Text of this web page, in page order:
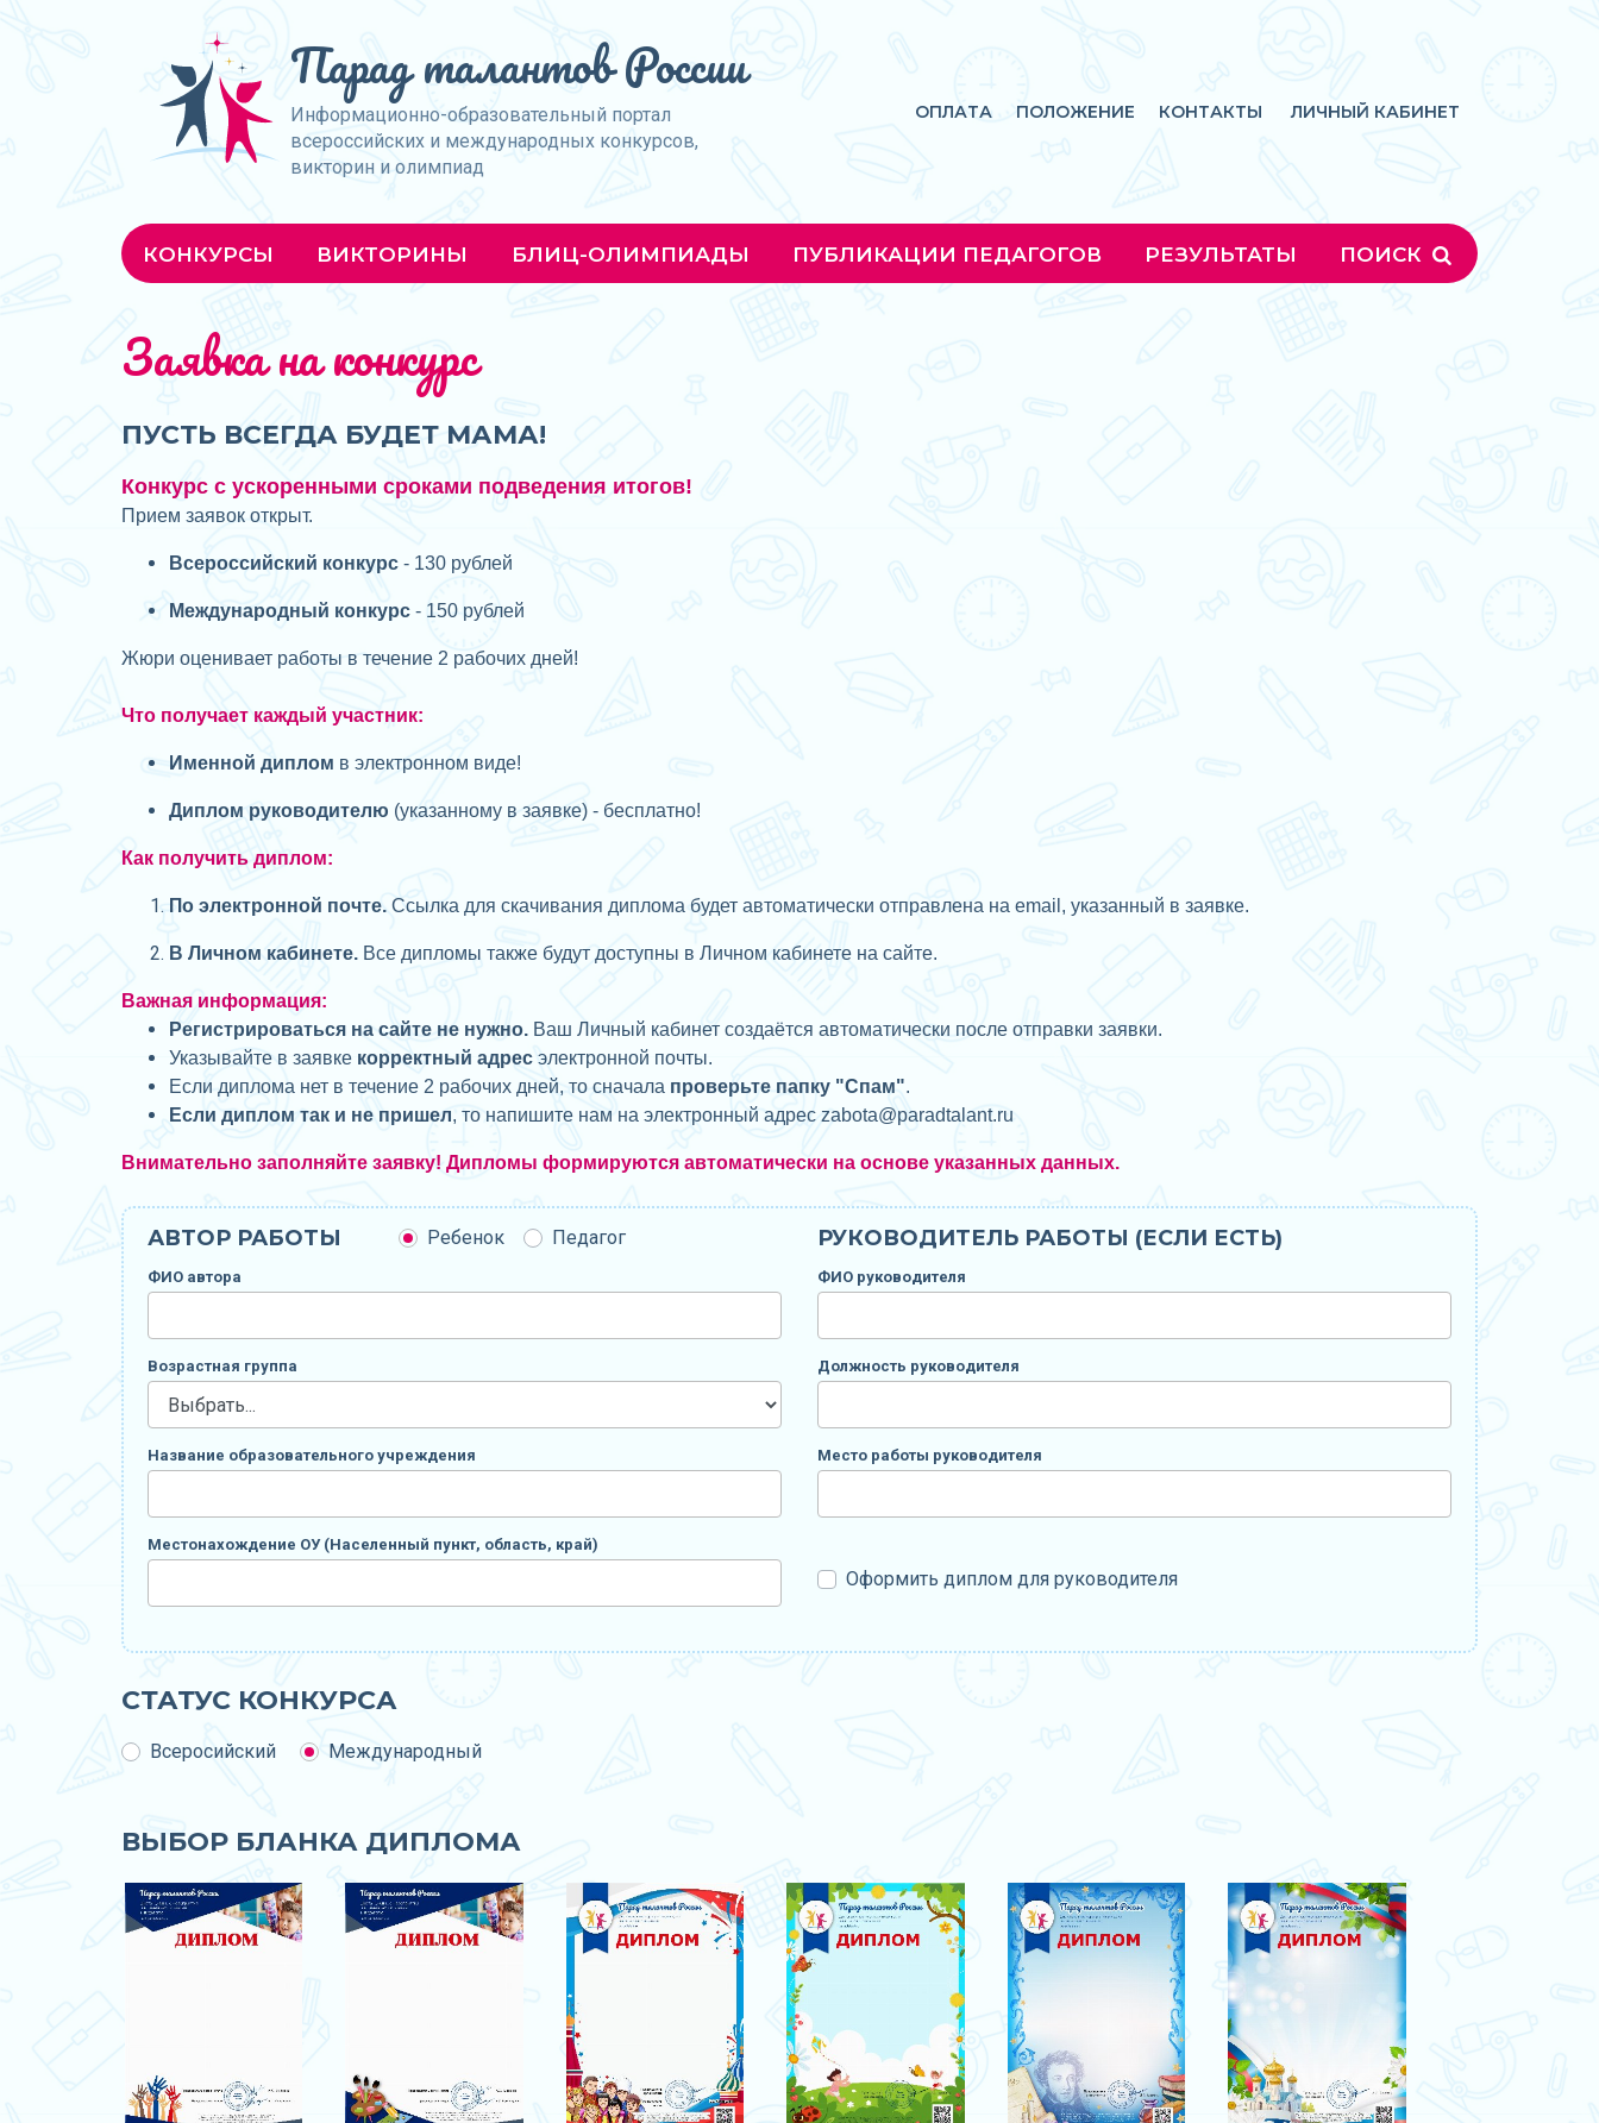
Парад талантов России
Информационно-образовательный портал
всероссийских и международных конкурсов,
викторин и олимпиад
ОПЛАТА ПОЛОЖЕНИЕ КОНТАКТЫ ЛИЧНЫЙ КАБИНЕТ
КОНКУРСЫ ВИКТОРИНЫ БЛИЦ-ОЛИМПИАДЫ ПУБЛИКАЦИИ ПЕДАГОГОВ РЕЗУЛЬТАТЫ ПОИСК
Заявка на конкурс
ПУСТЬ ВСЕГДА БУДЕТ МАМА!
Конкурс с ускоренными сроками подведения итогов!
Прием заявок открыт.
Всероссийский конкурс - 130 рублей
Международный конкурс - 150 рублей
Жюри оценивает работы в течение 2 рабочих дней!
Что получает каждый участник:
Именной диплом в электронном виде!
Диплом руководителю (указанному в заявке) - бесплатно!
Как получить диплом:
По электронной почте. Ссылка для скачивания диплома будет автоматически отправлена на email, указанный в заявке.
В Личном кабинете. Все дипломы также будут доступны в Личном кабинете на сайте.
Важная информация:
Регистрироваться на сайте не нужно. Ваш Личный кабинет создаётся автоматически после отправки заявки.
Указывайте в заявке корректный адрес электронной почты.
Если диплома нет в течение 2 рабочих дней, то сначала проверьте папку "Спам".
Если диплом так и не пришел, то напишите нам на электронный адрес zabota@paradtalant.ru
Внимательно заполняйте заявку! Дипломы формируются автоматически на основе указанных данных.
АВТОР РАБОТЫ Ребенок Педагог
ФИО автора
Возрастная группа
Название образовательного учреждения
Местонахождение ОУ (Населенный пункт, область, край)
РУКОВОДИТЕЛЬ РАБОТЫ (ЕСЛИ ЕСТЬ)
ФИО руководителя
Должность руководителя
Место работы руководителя
Оформить диплом для руководителя
СТАТУС КОНКУРСА
Всеросийский Международный
ВЫБОР БЛАНКА ДИПЛОМА